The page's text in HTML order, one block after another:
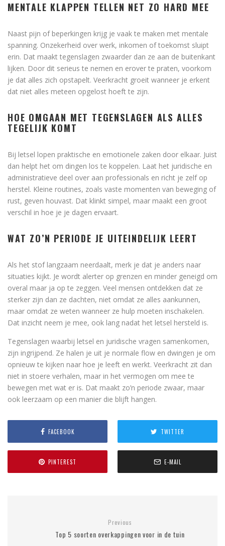
MENTALE KLAPPEN TELLEN NET ZO HARD MEE
Naast pijn of beperkingen krijg je vaak te maken met mentale
spanning. Onzekerheid over werk, inkomen of toekomst sluipt
erin. Dat maakt tegenslagen zwaarder dan ze aan de buitenkant
lijken. Door dit serieus te nemen en erover te praten, voorkom
je dat alles zich opstapelt. Veerkracht groeit wanneer je erkent
dat niet alles meteen opgelost hoeft te zijn.
HOE OMGAAN MET TEGENSLAGEN ALS ALLES
TEGELIJK KOMT
Bij letsel lopen praktische en emotionele zaken door elkaar. Juist
dan helpt het om dingen los te koppelen. Laat het juridische en
administratieve deel over aan professionals en richt je zelf op
herstel. Kleine routines, zoals vaste momenten van beweging of
rust, geven houvast. Dat klinkt simpel, maar maakt een groot
verschil in hoe je je dagen ervaart.
WAT ZO’N PERIODE JE UITEINDELIJK LEERT
Als het stof langzaam neerdaalt, merk je dat je anders naar
situaties kijkt. Je wordt alerter op grenzen en minder geneigd om
overal maar ja op te zeggen. Veel mensen ontdekken dat ze
sterker zijn dan ze dachten, niet omdat ze alles aankunnen,
maar omdat ze weten wanneer ze hulp moeten inschakelen.
Dat inzicht neem je mee, ook lang nadat het letsel hersteld is.
Tegenslagen waarbij letsel en juridische vragen samenkomen,
zijn ingrijpend. Ze halen je uit je normale flow en dwingen je om
opnieuw te kijken naar hoe je leeft en werkt. Veerkracht zit dan
niet in stoere verhalen, maar in het vermogen om mee te
bewegen met wat er is. Dat maakt zo’n periode zwaar, maar
ook leerzaam op een manier die blijft hangen.
FACEBOOK TWITTER
PINTEREST E-MAIL
Previous
Top 5 soorten overkappingen voor in de tuin